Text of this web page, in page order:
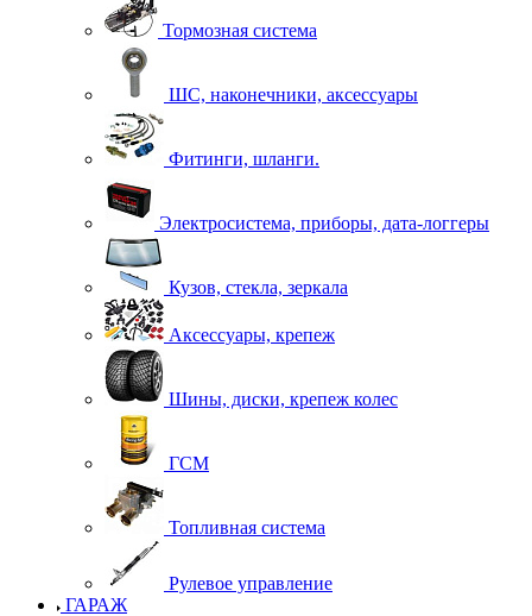
Тормозная система
ШС, наконечники, аксессуары
Фитинги, шланги.
Электросистема, приборы, дата-логгеры
Кузов, стекла, зеркала
Аксессуары, крепеж
Шины, диски, крепеж колес
ГСМ
Топливная система
Рулевое управление
ГАРАЖ